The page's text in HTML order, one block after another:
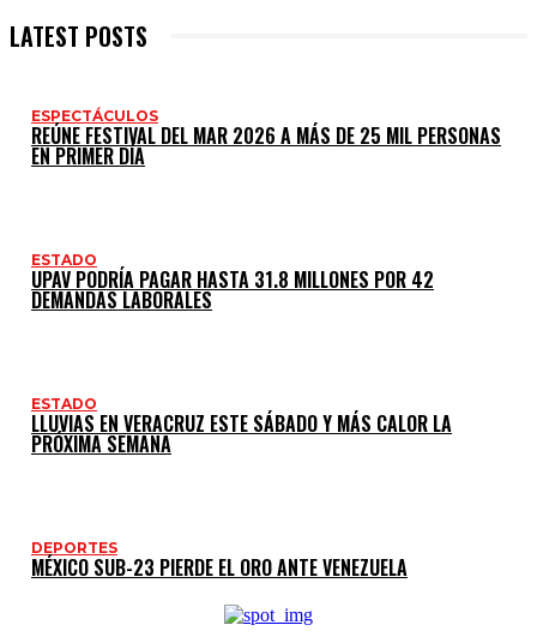
LATEST POSTS
ESPECTÁCULOS
REÚNE FESTIVAL DEL MAR 2026 A MÁS DE 25 MIL PERSONAS
EN PRIMER DÍA
ESTADO
UPAV PODRÍA PAGAR HASTA 31.8 MILLONES POR 42
DEMANDAS LABORALES
ESTADO
LLUVIAS EN VERACRUZ ESTE SÁBADO Y MÁS CALOR LA
PRÓXIMA SEMANA
DEPORTES
MÉXICO SUB-23 PIERDE EL ORO ANTE VENEZUELA